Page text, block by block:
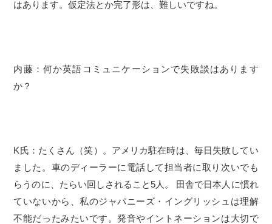
はあります。仮定法とか完了形は、難しいですね。
内藤：何か英語コミュニケーションで失敗談はあります
か？
K氏：たくさん（笑）。アメリカ駐在時は、毎日失敗してい
ました。車のディーラーに電話して担当者に取り次いでも
らうのに、たらい回しされること5人。 田舎で日本人に慣れ
ていないから、私のジャパニーズ・イングリッシュは理解
不能だったみたいです。発音やイントネーションは大切で